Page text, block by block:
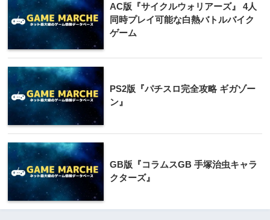
AC版『サイクルウォリアーズ』 4人
同時プレイ可能な白熱バトルバイク
ゲーム
PS2版『パチスロ完全攻略 ギガゾー
ン』
GB版『コラムスGB 手塚治虫キャラ
クターズ』